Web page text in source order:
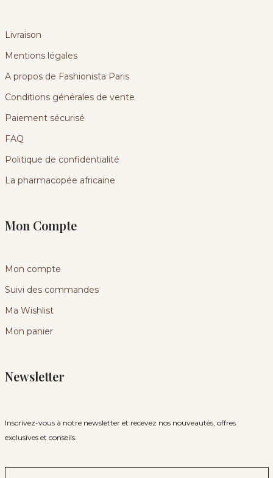
Livraison
Mentions légales
A propos de Fashionista Paris
Conditions générales de vente
Paiement sécurisé
FAQ
Politique de confidentialité
La pharmacopée africaine
Mon Compte
Mon compte
Suivi des commandes
Ma Wishlist
Mon panier
Newsletter
Inscrivez-vous à notre newsletter et recevez nos nouveautés, offres
exclusives et conseils.